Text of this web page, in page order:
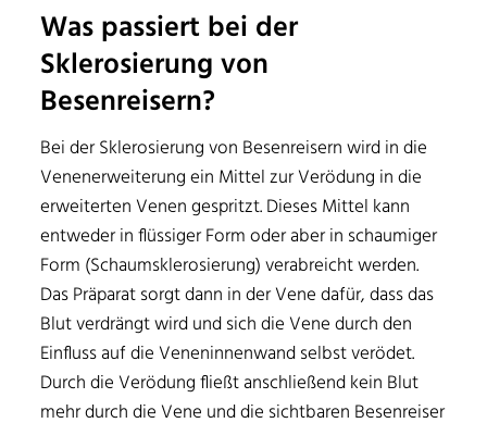
Was passiert bei der
Sklerosierung von
Besenreisern?
Bei der Sklerosierung von Besenreisern wird in die
Venenerweiterung ein Mittel zur Verödung in die
erweiterten Venen gespritzt. Dieses Mittel kann
entweder in flüssiger Form oder aber in schaumiger
Form (Schaumsklerosierung) verabreicht werden.
Das Präparat sorgt dann in der Vene dafür, dass das
Blut verdrängt wird und sich die Vene durch den
Einfluss auf die Veneninnenwand selbst verödet.
Durch die Verödung fließt anschließend kein Blut
mehr durch die Vene und die sichtbaren Besenreiser